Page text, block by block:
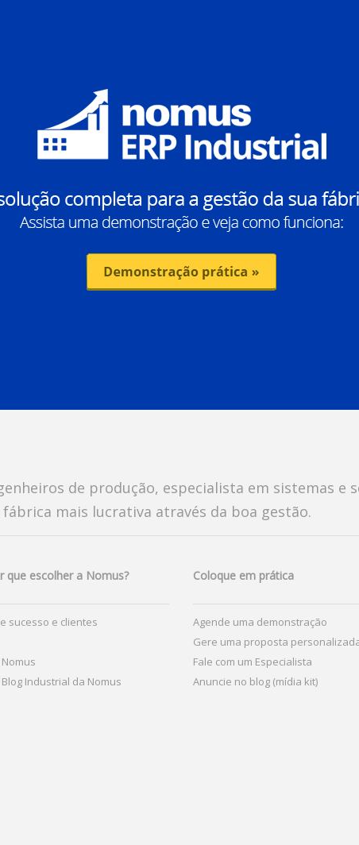
de produção, especialista em sistemas e
mais lucrativa através da boa gestão.
que escolher a Nomus?
sucesso e clientes
Industrial da Nomus
Coloque em prática
Agende uma demonstração
Gere uma proposta
Fale com um Especialista
Anuncie no blog (mídia kit)